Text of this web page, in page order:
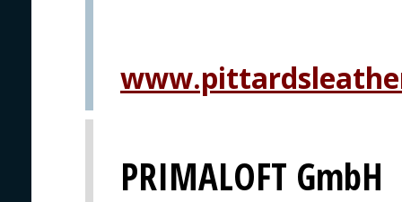
PRIMALOFT GmbH